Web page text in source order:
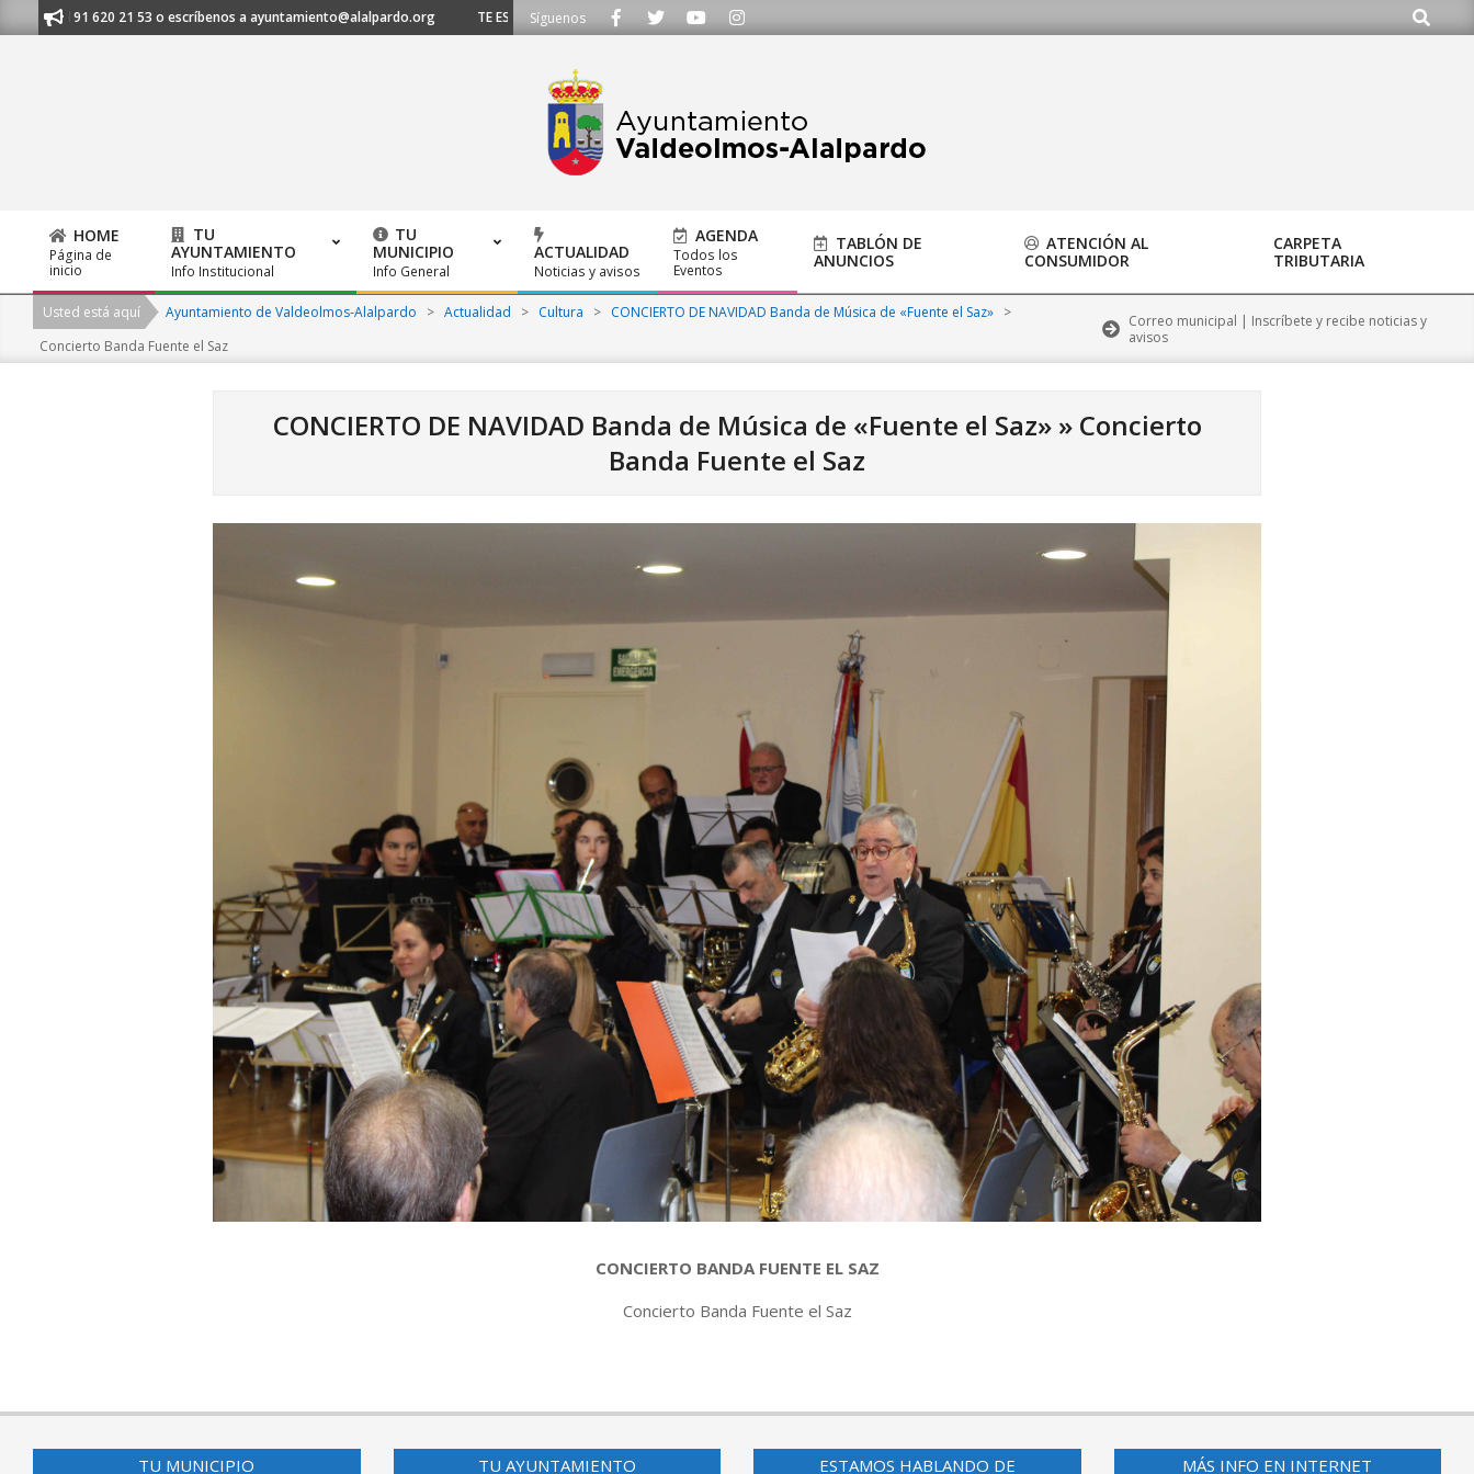
to
al 91 620 21 53 o escríbenos a ayuntamiento@alalpardo.org TE ESCUCHAMOS - Llámanos al 91 620 21 53 o escríbenos a ayuntamiento@alalpardo.org
Síguenos Buscar
Primary
Navigation
Menu
HOME
Página de
inicio
TU
AYUNTAMIENTO
Info Institucional
TU
MUNICIPIO
Info General
ACTUALIDAD
Noticias y avisos
AGENDA
Todos los
Eventos
TABLÓN DE
ANUNCIOS
ATENCIÓN AL
CONSUMIDOR
CARPETA
TRIBUTARIA
Usted está aquí Ayuntamiento de Valdeolmos-Alalpardo > Actualidad > Cultura > CONCIERTO DE NAVIDAD Banda de Música de «Fuente el Saz»
>
Concierto Banda Fuente el Saz
Correo municipal | Inscríbete y recibe noticias y
avisos
CONCIERTO DE NAVIDAD Banda de Música de «Fuente el Saz» » Concierto
Banda Fuente el Saz
CONCIERTO BANDA FUENTE EL SAZ
Concierto Banda Fuente el Saz
12-
TU MUNICIPIO
TU AYUNTAMIENTO ESTAMOS HABLANDO DE MÁS INFO EN INTERNET